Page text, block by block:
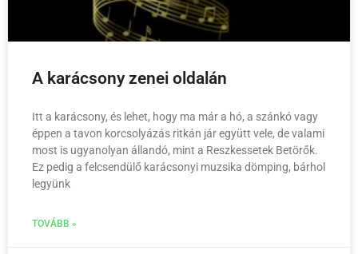
A karácsony zenei oldalán
Itt a karácsony, és lehet, hogy ma már a hó, a szánkó vagy
éppen a tavon korcsolyázás ritkán jár együtt vele, de valami
most is ugyanolyan állandó, mint a Reszkessetek Betörők.
Ez pedig a felcsendülő karácsonyi muzsika dömping, bárhol
legyünk
TOVÁBB »